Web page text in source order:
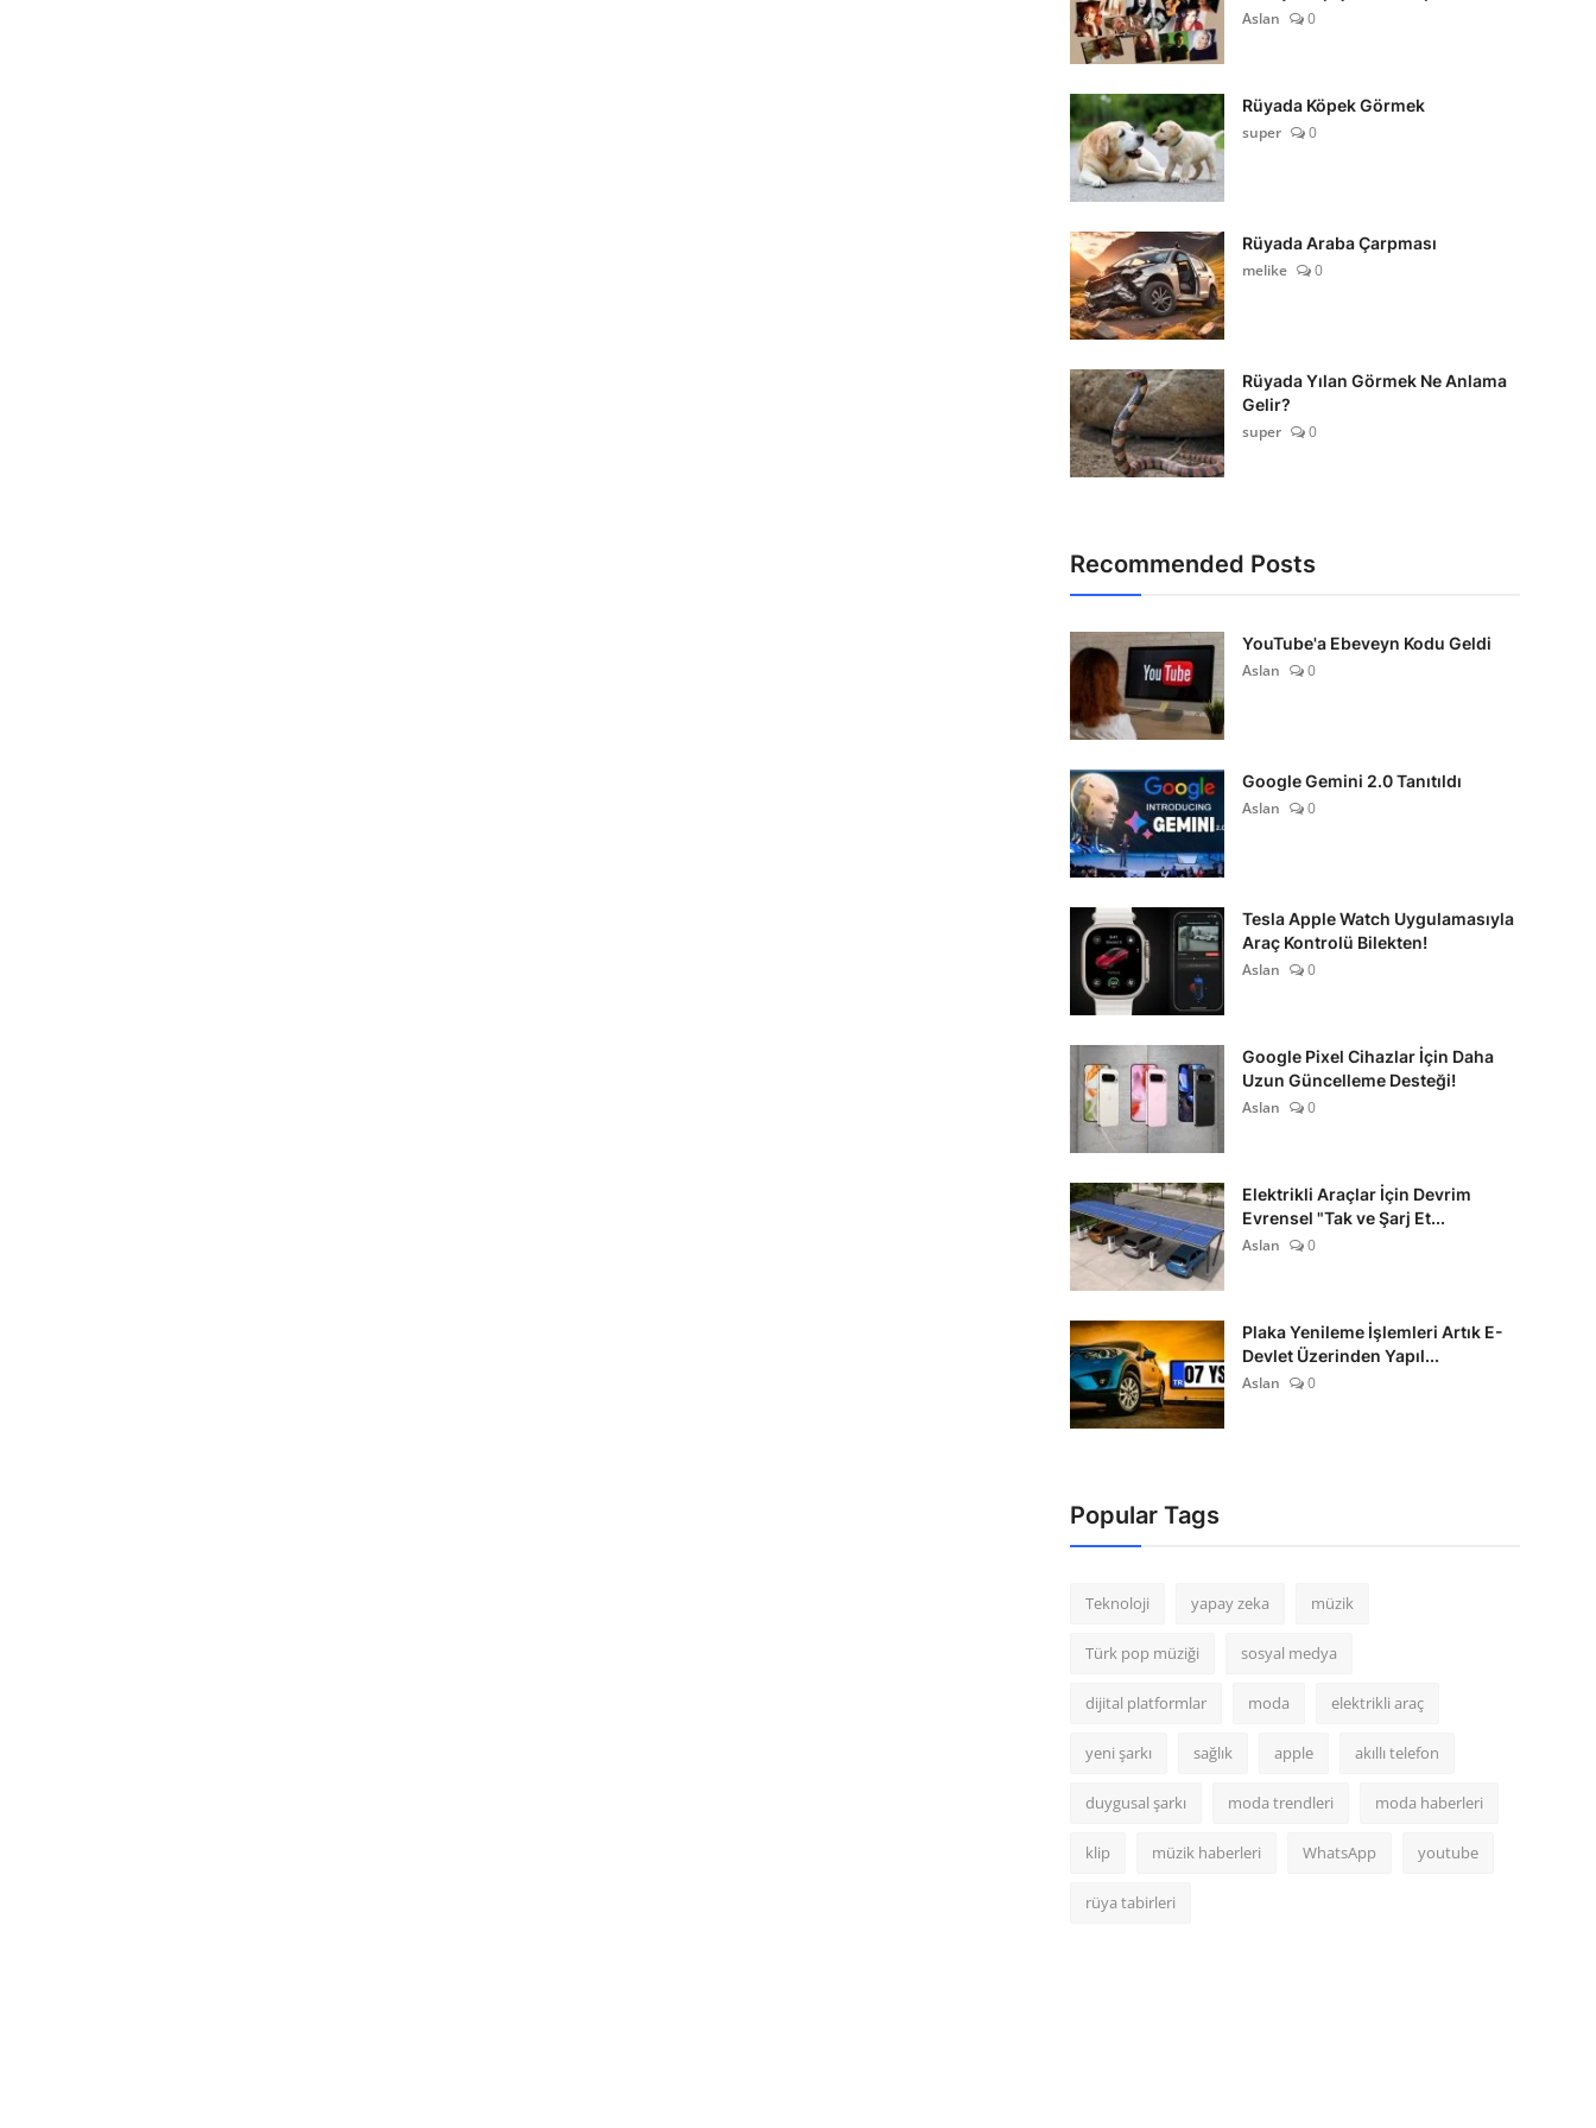
Aslan
0
Rüyada Köpek Görmek
super
0
Rüyada Araba Çarpması
melike
0
Rüyada Yılan Görmek Ne Anlama
Gelir?
super
0
Recommended Posts
YouTube'a Ebeveyn Kodu Geldi
Aslan
0
Google Gemini 2.0 Tanıtıldı
Aslan
0
Tesla Apple Watch Uygulamasıyla
Araç Kontrolü Bilekten!
Aslan
0
Google Pixel Cihazlar İçin Daha
Uzun Güncelleme Desteği!
Aslan
0
Elektrikli Araçlar İçin Devrim
Evrensel "Tak ve Şarj Et...
Aslan
0
Plaka Yenileme İşlemleri Artık E-
Devlet Üzerinden Yapıl...
Aslan
0
Popular Tags
Teknoloji yapay zeka müzik
Türk pop müziği sosyal medya
dijital platformlar moda elektrikli araç
yeni şarkı sağlık apple akıllı telefon
duygusal şarkı moda trendleri moda haberleri
klip müzik haberleri WhatsApp youtube
rüya tabirleri